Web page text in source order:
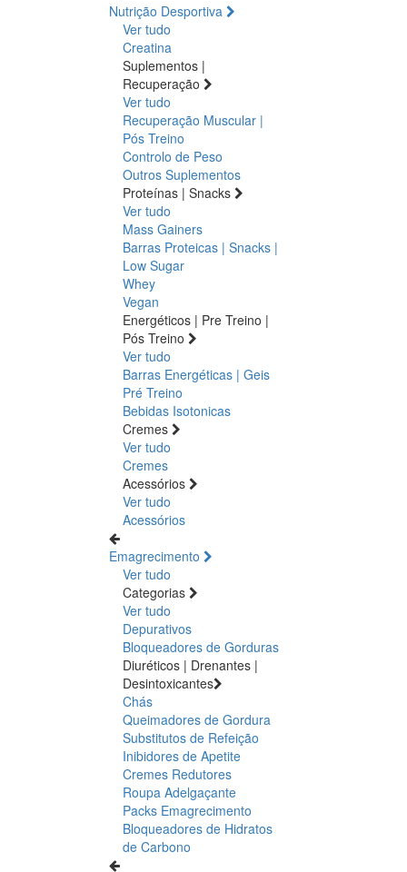
Nutrição Desportiva
Ver tudo
Creatina
Suplementos |
Recuperação
Ver tudo
Recuperação Muscular |
Pós Treino
Controlo de Peso
Outros Suplementos
Proteínas | Snacks
Ver tudo
Mass Gainers
Barras Proteicas | Snacks |
Low Sugar
Whey
Vegan
Energéticos | Pre Treino |
Pós Treino
Ver tudo
Barras Energéticas | Geis
Pré Treino
Bebidas Isotonicas
Cremes
Ver tudo
Cremes
Acessórios
Ver tudo
Acessórios
Emagrecimento
Ver tudo
Categorias
Ver tudo
Depurativos
Bloqueadores de Gorduras
Diuréticos | Drenantes |
Desintoxicantes
Chás
Queimadores de Gordura
Substitutos de Refeição
Inibidores de Apetite
Cremes Redutores
Roupa Adelgaçante
Packs Emagrecimento
Bloqueadores de Hidratos
de Carbono